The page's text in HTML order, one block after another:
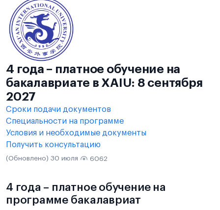
4 года – платное обучение на
бакалавриате в XAIU: 8 сентября
2027
Сроки подачи документов
Специальности на программе
Условия и необходимые документы
Получить консультацию
(Обновлено) 30 июля 6062
4 года – платное обучение на
программе бакалавриат